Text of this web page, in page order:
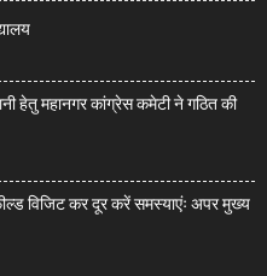
हेतु महानगर कांग्रेस कमेटी ने गठित की
विजिट कर दूर करें समस्याएंः अपर मुख्य